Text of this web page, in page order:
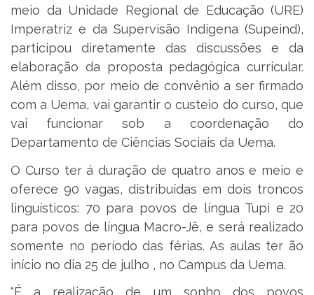
meio da Unidade Regional de Educação (URE)
Imperatriz e da Supervisão Indígena (Supeind),
participou diretamente das discussões e da
elaboração da proposta pedagógica curricular.
Além disso, por meio de convênio a ser firmado
com a Uema, vai garantir o custeio do curso, que
vai funcionar sob a coordenação do
Departamento de Ciências Sociais da Uema.
O Curso ter á duração de quatro anos e meio e
oferece 90 vagas, distribuídas em dois troncos
linguísticos: 70 para povos de língua Tupi e 20
para povos de língua Macro-Jê, e será realizado
somente no período das férias. As aulas ter ão
início no dia 25 de julho , no Campus da Uema.
“É a realização de um sonho dos povos